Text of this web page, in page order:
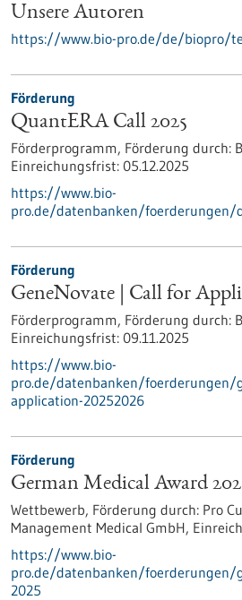
Unsere Autoren
https://www.bio-pro.de/de/biopro/
Förderung
QuantERA Call 2025
Förderprogramm, Förderung durch:
Einreichungsfrist: 05.12.2025
https://www.bio-
pro.de/datenbanken/foerderungen/
Förderung
GeneNovate | Call for
Förderprogramm, Förderung durch:
Einreichungsfrist: 09.11.2025
https://www.bio-
pro.de/datenbanken/foerderungen/
application-20252026
Förderung
German Medical Award
Wettbewerb, Förderung durch: Pro
Management Medical GmbH,
https://www.bio-
pro.de/datenbanken/foerderungen/
2025